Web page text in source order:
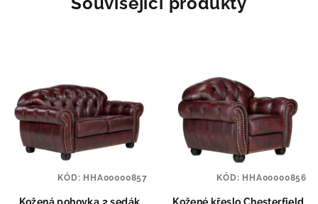
KÓD: HHA00000857 KÓD: HHA00000856